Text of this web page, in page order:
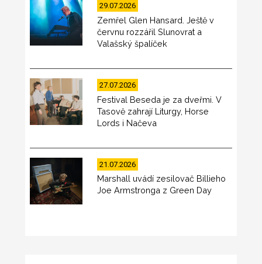
29.07.2026
Zemřel Glen Hansard. Ještě v
červnu rozzářil Slunovrat a
Valašský špalíček
27.07.2026
Festival Beseda je za dveřmi. V
Tasově zahrají Liturgy, Horse
Lords i Načeva
21.07.2026
Marshall uvádí zesilovač Billieho
Joe Armstronga z Green Day